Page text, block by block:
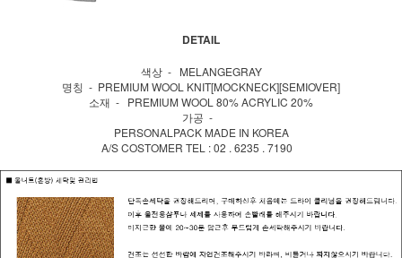
DETAIL
색상 - MELANGEGRAY
명칭 - PREMIUM WOOL KNIT[MOCKNECK][SEMIOVER]
소재 - PREMIUM WOOL 80% ACRYLIC 20%
가공 -
PERSONALPACK MADE IN KOREA
A/S COSTOMER TEL : 02 . 6235 . 7190